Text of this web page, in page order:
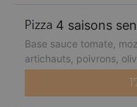
4 saisons
Base sauce tomate,
artichauts, poivrons,